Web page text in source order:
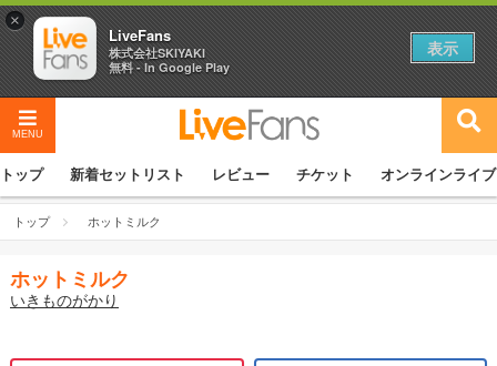
MENU
トップ 新着セットリスト レビュー チケット オンラインライブ
トップ ホットミルク
ホットミルク
いきものがかり
×
LiveFans
株式会社SKIYAKI
無料 - In Google Play
表示